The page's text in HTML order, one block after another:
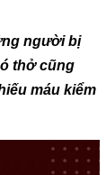
người bị
thở cũng
máu kiểm